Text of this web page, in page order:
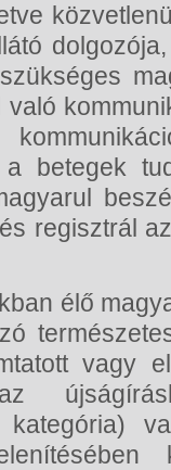
betegek
regisztrál
élő
vagy
kategória)